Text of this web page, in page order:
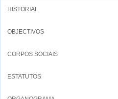
HISTORIAL
OBJECTIVOS
CORPOS SOCIAIS
ESTATUTOS